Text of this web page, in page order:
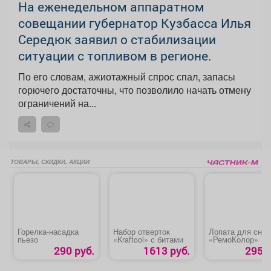
На еженедельном аппаратном
совещании губернатор Кузбасса Илья
Середюк заявил о стабилизации
ситуации с топливом в регионе.
По его словам, ажиотажный спрос спал, запасы
горючего достаточны, что позволило начать отмену
ограничений на...
ТОВАРЫ, СКИДКИ, АКЦИИ
Горелка-насадка
пьезо
290 руб.
Набор отверток
«Kraftool» с битами
1613 руб.
Лопата для
«РемоКолор»
295